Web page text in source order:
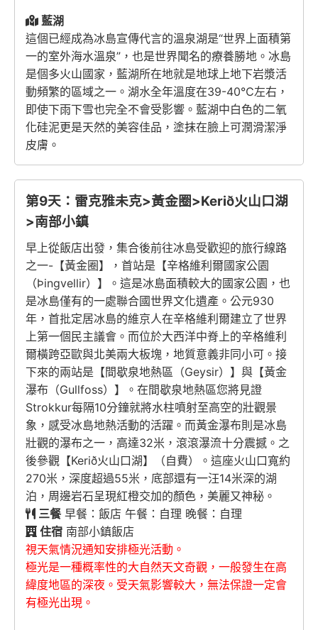
藍湖
這個已經成為冰島宣傳代言的溫泉湖是“世界上面積第
一的室外海水溫泉”，也是世界聞名的療養勝地。冰島
是個多火山國家，藍湖所在地就是地球上地下岩漿活
動頻繁的區域之一。湖水全年溫度在39-40℃左右，
即使下雨下雪也完全不會受影響。藍湖中白色的二氧
化硅泥更是天然的美容佳品，塗抹在臉上可潤滑潔淨
皮膚。
第9天：雷克雅未克>黃金圈>Kerið火山口湖
>南部小鎮
早上從飯店出發，集合後前往冰島受歡迎的旅行線路
之一-【黃金圈】，首站是【辛格維利爾國家公園
（Þingvellir）】。這是冰島面積較大的國家公園，也
是冰島僅有的一處聯合國世界文化遺產。公元930
年，首批定居冰島的維京人在辛格維利爾建立了世界
上第一個民主議會。而位於大西洋中脊上的辛格維利
爾橫跨亞歐與北美兩大板塊，地質意義非同小可。接
下來的兩站是【間歇泉地熱區（Geysir）】與【黃金
瀑布（Gullfoss）】。在間歇泉地熱區您將見證
Strokkur每隔10分鐘就將水柱噴射至高空的壯觀景
象，感受冰島地熱活動的活躍。而黃金瀑布則是冰島
壯觀的瀑布之一，高達32米，滾滾瀑流十分震撼。之
後參觀【Kerið火山口湖】（自費）。這座火山口寬約
270米，深度超過55米，底部還有一汪14米深的湖
泊，周邊岩石呈現紅橙交加的顏色，美麗又神秘。
三餐早餐：飯店 午餐：自理 晚餐：自理
住宿 南部小鎮飯店
視天氣情況通知安排極光活動。
極光是一種概率性的大自然天文奇觀，一般發生在高
緯度地區的深夜。受天氣影響較大，無法保證一定會
有極光出現。